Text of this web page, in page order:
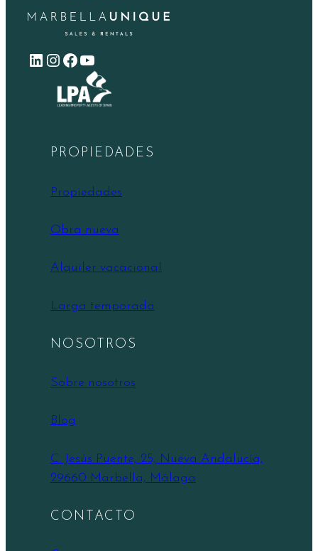
LinkedIn Instagram Facebook YouTube
PROPIEDADES
Propiedades
Obra nueva
Alquiler vacacional
Larga temporada
NOSOTROS
Sobre nosotros
Blog
C. Jesús Puente, 25, Nueva Andalucía,
29660 Marbella, Málaga
CONTACTO